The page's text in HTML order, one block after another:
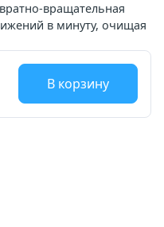
вращательная
в минуту, очищая
В корзину